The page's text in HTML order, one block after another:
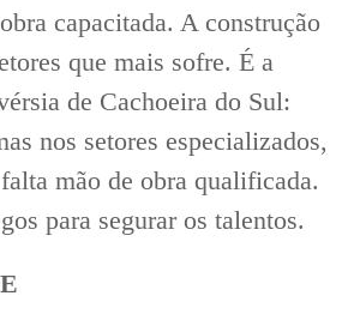
capacitada. A construção
que mais sofre. É a
de Cachoeira do Sul:
nos setores especializados,
mão de obra qualificada.
para segurar os talentos.